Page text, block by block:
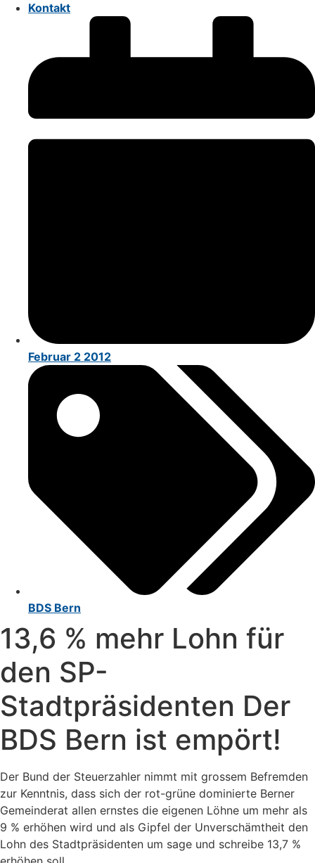
Kontakt
Februar 2 2012
BDS Bern
13,6 % mehr Lohn für
den SP-
Stadtpräsidenten Der
BDS Bern ist empört!
Der Bund der Steuerzahler nimmt mit grossem Befremden
zur Kenntnis, dass sich der rot-grüne dominierte Berner
Gemeinderat allen ernstes die eigenen Löhne um mehr als
9 % erhöhen wird und als Gipfel der Unverschämtheit den
Lohn des Stadtpräsidenten um sage und schreibe 13,7 %